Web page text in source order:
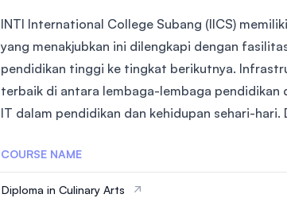
INTI International College Subang (IICS)
yang menakjubkan ini dilengkapi dengan
pendidikan tinggi ke tingkat berikutnya.
terbaik di antara lembaga-lembaga pendidikan
IT dalam pendidikan dan kehidupan sehari-hari.
COURSE NAME
Diploma in Culinary Arts